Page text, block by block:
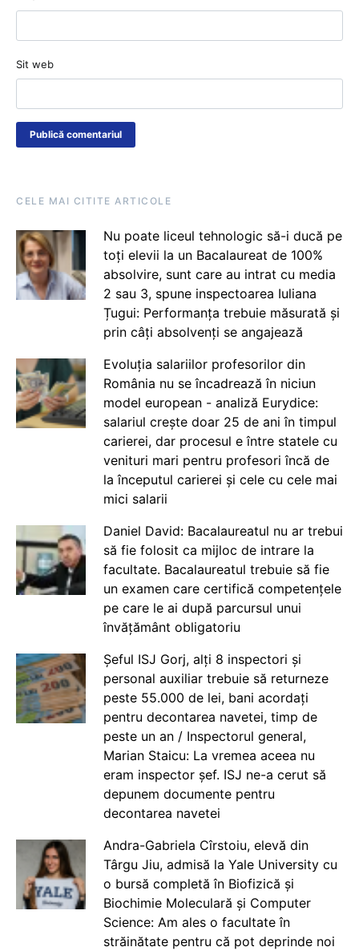
Sit web
CELE MAI CITITE ARTICOLE
Nu poate liceul tehnologic să-i ducă pe
toți elevii la un Bacalaureat de 100%
absolvire, sunt care au intrat cu media
2 sau 3, spune inspectoarea Iuliana
Țugui: Performanța trebuie măsurată și
prin câți absolvenți se angajează
Evoluția salariilor profesorilor din
România nu se încadrează în niciun
model european - analiză Eurydice:
salariul crește doar 25 de ani în timpul
carierei, dar procesul e între statele cu
venituri mari pentru profesori încă de
la începutul carierei și cele cu cele mai
mici salarii
Daniel David: Bacalaureatul nu ar trebui
să fie folosit ca mijloc de intrare la
facultate. Bacalaureatul trebuie să fie
un examen care certifică competențele
pe care le ai după parcursul unui
învățământ obligatoriu
Șeful ISJ Gorj, alți 8 inspectori și
personal auxiliar trebuie să returneze
peste 55.000 de lei, bani acordați
pentru decontarea navetei, timp de
peste un an / Inspectorul general,
Marian Staicu: La vremea aceea nu
eram inspector șef. ISJ ne-a cerut să
depunem documente pentru
decontarea navetei
Andra-Gabriela Cîrstoiu, elevă din
Târgu Jiu, admisă la Yale University cu
o bursă completă în Biofizică și
Biochimie Moleculară și Computer
Science: Am ales o facultate în
străinătate pentru că pot deprinde noi